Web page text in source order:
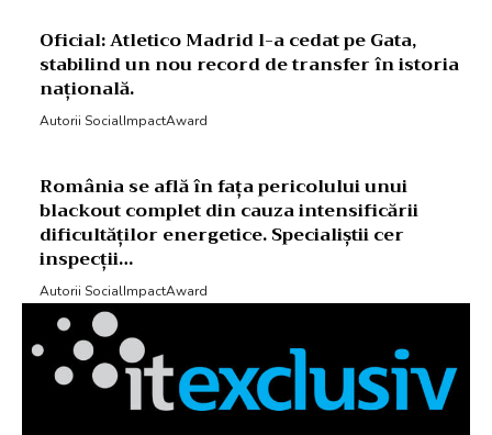
Oficial: Atletico Madrid l-a cedat pe Gata,
stabilind un nou record de transfer în istoria
națională.
Autorii SocialImpactAward
România se află în fața pericolului unui
blackout complet din cauza intensificării
dificultăților energetice. Specialiștii cer
inspecții…
Autorii SocialImpactAward